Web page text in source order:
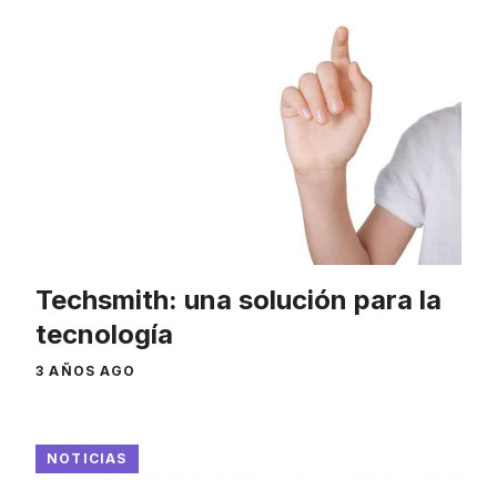
Techsmith: una solución para la
tecnología
3 AÑOS AGO
NOTICIAS